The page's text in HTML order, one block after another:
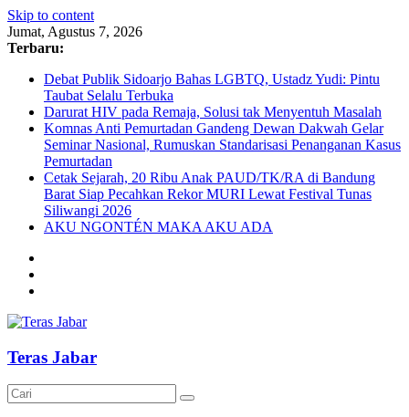
Skip to content
Jumat, Agustus 7, 2026
Terbaru:
Debat Publik Sidoarjo Bahas LGBTQ, Ustadz Yudi: Pintu
Taubat Selalu Terbuka
Darurat HIV pada Remaja, Solusi tak Menyentuh Masalah
Komnas Anti Pemurtadan Gandeng Dewan Dakwah Gelar
Seminar Nasional, Rumuskan Standarisasi Penanganan Kasus
Pemurtadan
Cetak Sejarah, 20 Ribu Anak PAUD/TK/RA di Bandung
Barat Siap Pecahkan Rekor MURI Lewat Festival Tunas
Siliwangi 2026
AKU NGONTÉN MAKA AKU ADA
Teras Jabar